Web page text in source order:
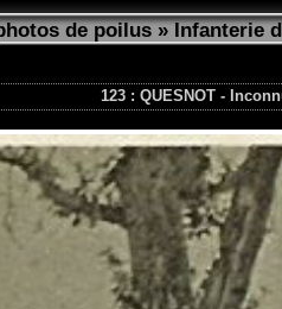
de poilus»Infanterie
123 : QUESNOT -